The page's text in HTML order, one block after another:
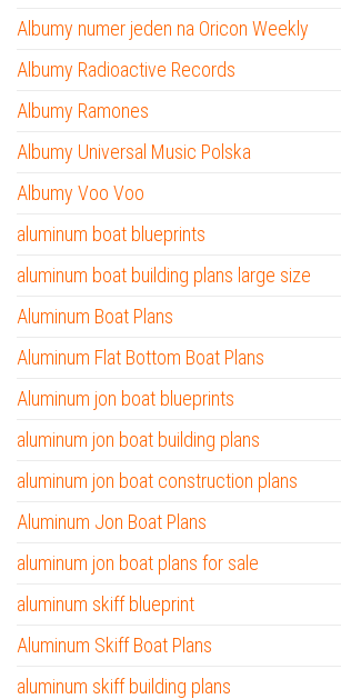
Albumy numer jeden na Oricon Weekly
Albumy Radioactive Records
Albumy Ramones
Albumy Universal Music Polska
Albumy Voo Voo
aluminum boat blueprints
aluminum boat building plans large size
Aluminum Boat Plans
Aluminum Flat Bottom Boat Plans
Aluminum jon boat blueprints
aluminum jon boat building plans
aluminum jon boat construction plans
Aluminum Jon Boat Plans
aluminum jon boat plans for sale
aluminum skiff blueprint
Aluminum Skiff Boat Plans
aluminum skiff building plans